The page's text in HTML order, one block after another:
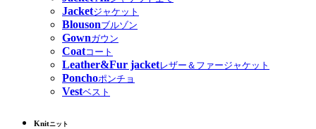
Jacketジャケット
Blousonブルゾン
Gownガウン
Coatコート
Leather&Fur jacketレザー＆ファージャケット
Ponchoポンチョ
Vestベスト
Knitニット